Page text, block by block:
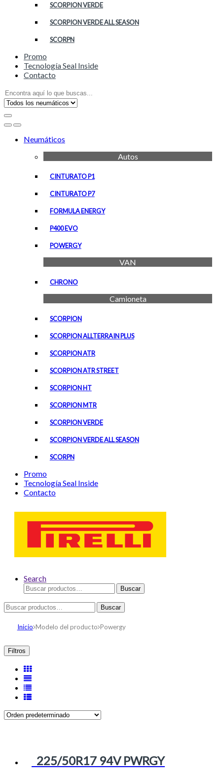
SCORPION VERDE
SCORPION VERDE ALL SEASON
SCORPN
Promo
Tecnología Seal Inside
Contacto
Search
for:
OpenClose
Neumáticos
Autos
CINTURATO P1
CINTURATO P7
FORMULA ENERGY
P400 EVO
POWERGY
VAN
CHRONO
Camioneta
SCORPION
SCORPION ALLTERRAIN PLUS
SCORPION ATR
SCORPION ATR STREET
SCORPION HT
SCORPION MTR
SCORPION VERDE
SCORPION VERDE ALL SEASON
SCORPN
Promo
Tecnología Seal Inside
Contacto
Search
Buscar
por:
Buscar
Buscar
por:
Buscar
Inicio Modelo del producto Powergy
Filtros
225/50R17 94V PWRGY